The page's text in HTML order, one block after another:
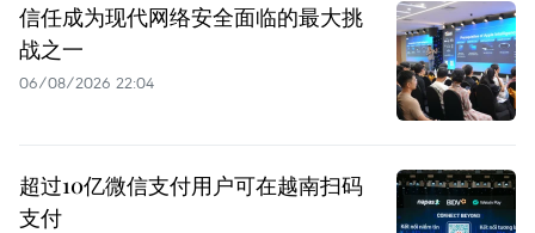
信任成为现代网络安全面临的最大挑
战之一
06/08/2026 22:04
超过10亿微信支付用户可在越南扫码
支付